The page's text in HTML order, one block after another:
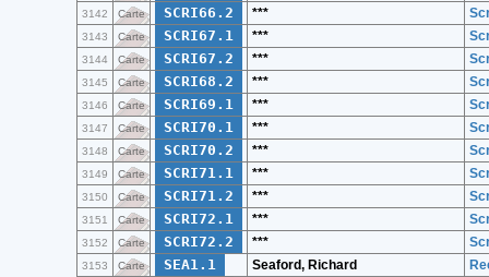
3142 Carte SCRI66.2 ***
3143 Carte SCRI67.1 ***
3144 Carte SCRI67.2 ***
3145 Carte SCRI68.2 ***
3146 Carte SCRI69.1 ***
3147 Carte SCRI70.1 ***
3148 Carte SCRI70.2 ***
3149 Carte SCRI71.1 ***
3150 Carte SCRI71.2 ***
3151 Carte SCRI72.1 ***
3152 Carte SCRI72.2 ***
3153 Carte SEA1.1 Seaford, Richard